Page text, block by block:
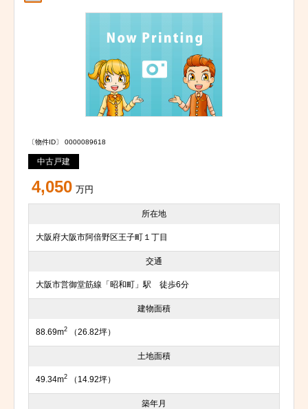
〔物件ID〕 0000089618
中古戸建
4,050 万円
所在地
大阪府大阪市阿倍野区王子町１丁目
交通
大阪市営御堂筋線「昭和町」駅 徒歩6分
建物面積
88.69m2 （26.82坪）
土地面積
49.34m2 （14.92坪）
築年月